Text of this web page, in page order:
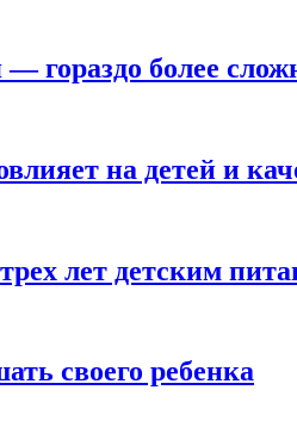
гораздо более
на детей и
лет детским
своего ребенка